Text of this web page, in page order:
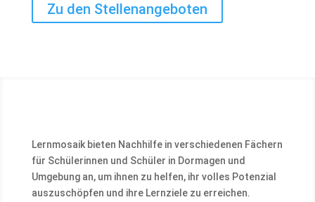
Zu den Stellenangeboten
Lernmosaik bieten Nachhilfe in verschiedenen Fächern
für Schülerinnen und Schüler in Dormagen und
Umgebung an, um ihnen zu helfen, ihr volles Potenzial
auszuschöpfen und ihre Lernziele zu erreichen.